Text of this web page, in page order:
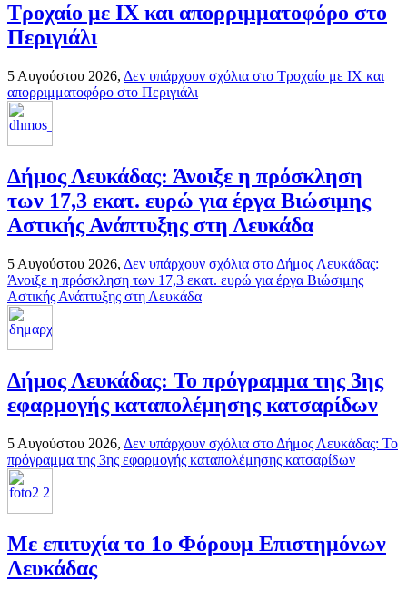
Τροχαίο με ΙΧ και απορριμματοφόρο στο
Περιγιάλι
5 Αυγούστου 2026, Δεν υπάρχουν σχόλια στο Τροχαίο με ΙΧ και
απορριμματοφόρο στο Περιγιάλι
Δήμος Λευκάδας: Άνοιξε η πρόσκληση
των 17,3 εκατ. ευρώ για έργα Βιώσιμης
Αστικής Ανάπτυξης στη Λευκάδα
5 Αυγούστου 2026, Δεν υπάρχουν σχόλια στο Δήμος Λευκάδας:
Άνοιξε η πρόσκληση των 17,3 εκατ. ευρώ για έργα Βιώσιμης
Αστικής Ανάπτυξης στη Λευκάδα
Δήμος Λευκάδας: Το πρόγραμμα της 3ης
εφαρμογής καταπολέμησης κατσαρίδων
5 Αυγούστου 2026, Δεν υπάρχουν σχόλια στο Δήμος Λευκάδας: Το
πρόγραμμα της 3ης εφαρμογής καταπολέμησης κατσαρίδων
Με επιτυχία το 1ο Φόρουμ Επιστημόνων
Λευκάδας